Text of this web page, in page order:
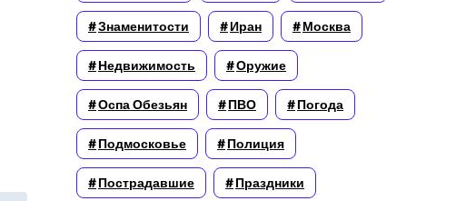
Знаменитости Иран Москва
Недвижимость Оружие
Оспа Обезьян ПВО Погода
Подмосковье Полиция
Пострадавшие Праздники